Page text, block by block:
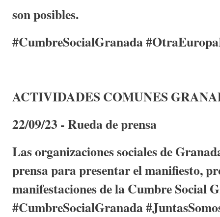
son posibles.
#CumbreSocialGranada
ACTIVIDADES COMUNES
22/09/23 - Rueda de prensa
Las organizaciones sociales de
prensa para presentar el manifiesto,
manifestaciones de la Cumbre Social
#CumbreSocialGranada